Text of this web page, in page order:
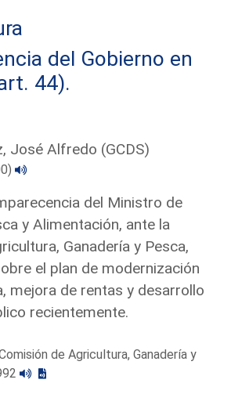
del Gobierno en
44).
José Alfredo (GCDS)
del Ministro de
y Alimentación, ante la
Ganadería y Pesca,
el plan de modernización
mejora de rentas y desarrollo
recientemente.
de Agricultura, Ganadería y